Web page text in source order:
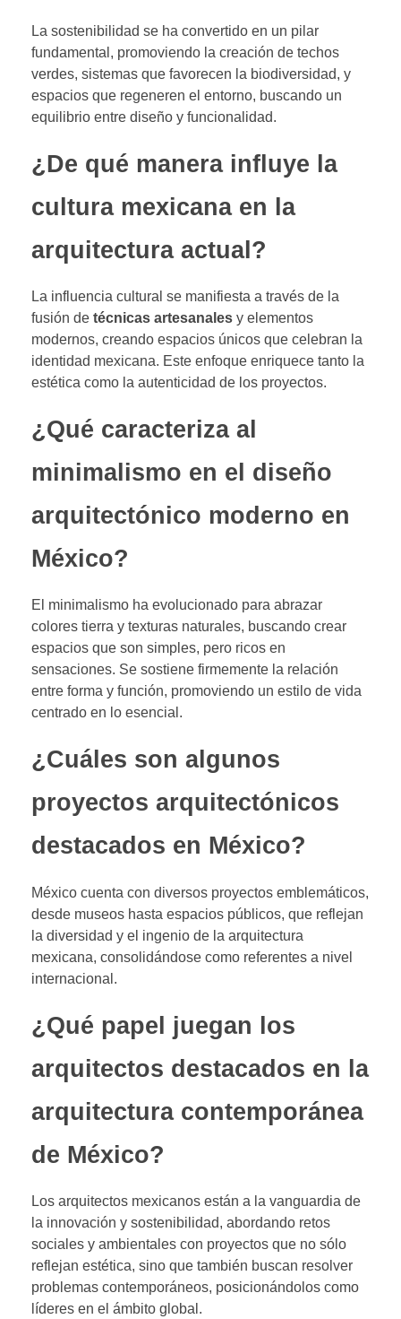
La sostenibilidad se ha convertido en un pilar
fundamental, promoviendo la creación de techos
verdes, sistemas que favorecen la biodiversidad, y
espacios que regeneren el entorno, buscando un
equilibrio entre diseño y funcionalidad.
¿De qué manera influye la
cultura mexicana en la
arquitectura actual?
La influencia cultural se manifiesta a través de la
fusión de técnicas artesanales y elementos
modernos, creando espacios únicos que celebran la
identidad mexicana. Este enfoque enriquece tanto la
estética como la autenticidad de los proyectos.
¿Qué caracteriza al
minimalismo en el diseño
arquitectónico moderno en
México?
El minimalismo ha evolucionado para abrazar
colores tierra y texturas naturales, buscando crear
espacios que son simples, pero ricos en
sensaciones. Se sostiene firmemente la relación
entre forma y función, promoviendo un estilo de vida
centrado en lo esencial.
¿Cuáles son algunos
proyectos arquitectónicos
destacados en México?
México cuenta con diversos proyectos emblemáticos,
desde museos hasta espacios públicos, que reflejan
la diversidad y el ingenio de la arquitectura
mexicana, consolidándose como referentes a nivel
internacional.
¿Qué papel juegan los
arquitectos destacados en la
arquitectura contemporánea
de México?
Los arquitectos mexicanos están a la vanguardia de
la innovación y sostenibilidad, abordando retos
sociales y ambientales con proyectos que no sólo
reflejan estética, sino que también buscan resolver
problemas contemporáneos, posicionándolos como
líderes en el ámbito global.